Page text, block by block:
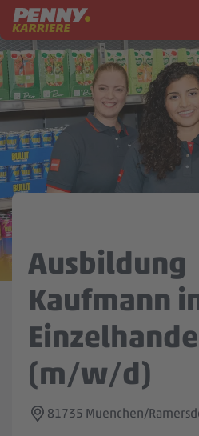
Zum Inhalt springen
PENNY als
Markt
Zentrale &
Mein
Ausbildung
Kaufmann
(m/w/d)
81735 Muenchen/